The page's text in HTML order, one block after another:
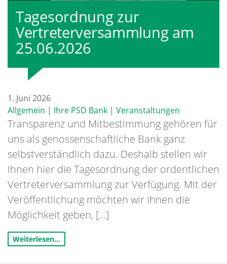
Tagesordnung zur
Vertreterversammlung am
25.06.2026
1. Juni 2026
Allgemein | Ihre PSD Bank | Veranstaltungen
Transparenz und Mitbestimmung gehören für
uns als genossenschaftliche Bank ganz
selbstverständlich dazu. Deshalb stellen wir
Ihnen hier die Tagesordnung der ordentlichen
Vertreterversammlung zur Verfügung. Mit der
Veröffentlichung möchten wir Ihnen die
Möglichkeit geben, […]
Weiterlesen…